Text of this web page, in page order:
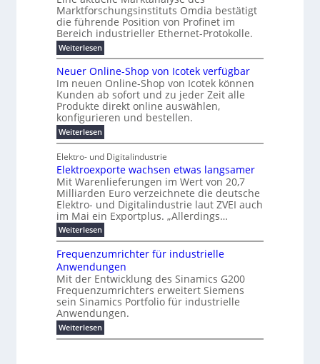
B
ü
r
o
k
r
a
t
i
e
g
e
n
e
i
s
t
e
n
E
t
h
e
r
c
a
t
P
l
u
F
e
s
t
e
r
e
s
K
a
b
e
l
m
a
n
g
m
e
n
t
0
%
i
m
e
r
s
e
n
H
a
l
b
a
h
r
2
0
2
6
w
i
r
d
e
e
W
a
g
o
-
C
E
i
n
k
e
l
s
t
e
c
k
e
r
ü
S
t
r
ö
m
e
b
i
s
5
A
Marktforschungsinstituts Omdia bestätigt
die führende Position von Profinet im
Bereich industrieller Ethernet-Protokolle.
Weiterlesen:
P
r
o
i
n
e
t
f
ü
h
r
e
n
d
e
s
i
n
u
s
t
r
i
e
l
l
e
Neuer Online-Shop von Icotek verfügbar
Im neuen Online-Shop von Icotek können
Kunden ab sofort und zu jeder Zeit alle
Produkte direkt online auswählen,
konfigurieren und bestellen.
Weiterlesen:
N
e
u
e
r
O
n
l
i
n
e
-
S
h
o
p
v
o
n
I
c
Elektro- und Digitalindustrie
Elektroexporte wachsen etwas langsamer
Mit Warenlieferungen im Wert von 20,7
Milliarden Euro verzeichnete die deutsche
Elektro- und Digitalindustrie laut ZVEI auch
im Mai ein Exportplus. „Allerdings…
Weiterlesen:
E
e
k
t
r
o
e
x
p
o
Frequenzumrichter für industrielle
Anwendungen
Mit der Entwicklung des Sinamics G200
Frequenzumrichters erweitert Siemens
sein Sinamics Portfolio für industrielle
Anwendungen.
Weiterlesen:
F